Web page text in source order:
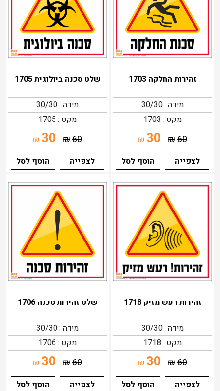
זהירות החלקה 1703
מידה : 30/30
מקט : 1703
60
₪
30
₪
לצפייה
הוסף לסל
שלט סכנה ביולוגית 1705
מידה : 30/30
מקט : 1705
60
₪
30
₪
לצפייה
הוסף לסל
זהירות רעש מזיק 1718
מידה : 30/30
מקט : 1718
60
₪
30
₪
לצפייה
הוסף לסל
שלט זהירות סכנה 1706
מידה : 30/30
מקט : 1706
60
₪
30
₪
לצפייה
הוסף לסל